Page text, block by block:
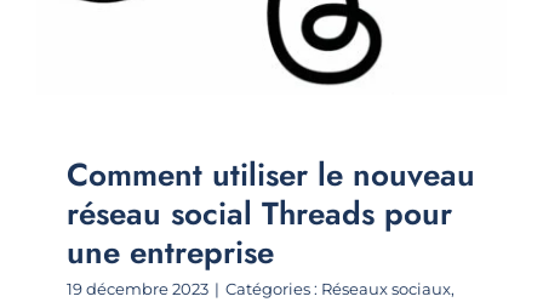
Comment utiliser le nouveau
réseau social Threads pour
une entreprise
19 décembre 2023 | Catégories : Réseaux sociaux,